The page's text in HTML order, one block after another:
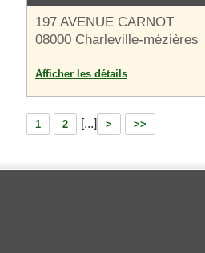
197 AVENUE CARNOT
08000 Charleville-mézières
Afficher les détails
1 2 [...] > >>